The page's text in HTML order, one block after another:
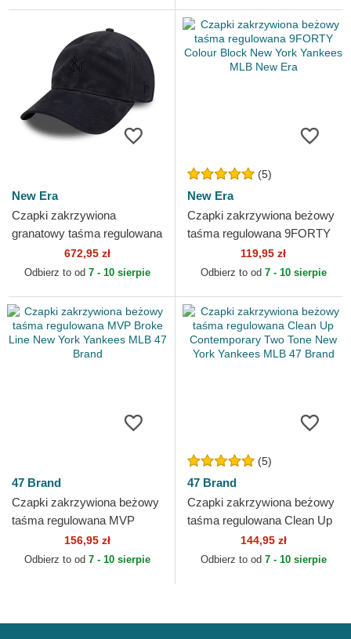
New Era
Czapki zakrzywiona
granatowy taśma regulowana
9TWENTY Suede New York
Yankees MLB New Era
672,95 zł
Odbierz to od 7 - 10 sierpie
(5)
New Era
Czapki zakrzywiona beżowy
taśma regulowana 9FORTY
Colour Block New York
Yankees MLB New Era
119,95 zł
Odbierz to od 7 - 10 sierpie
47 Brand
Czapki zakrzywiona beżowy
taśma regulowana MVP
Broke Line New York
Yankees MLB 47 Brand
156,95 zł
Odbierz to od 7 - 10 sierpie
(5)
47 Brand
Czapki zakrzywiona beżowy
taśma regulowana Clean Up
Contemporary Two Tone New
York Yankees MLB 47...
144,95 zł
Odbierz to od 7 - 10 sierpie